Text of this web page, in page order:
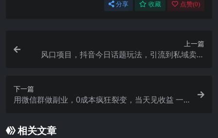
分享 收藏 点赞(0)
上一篇
风口项目，抖音今日话题玩法，引流到私域卖单
下一篇
用微信群做副业，0成本疯狂裂变，当天见收益 一
相关文章